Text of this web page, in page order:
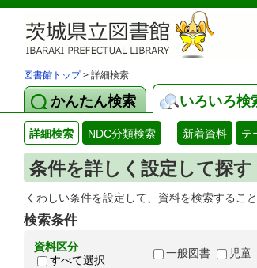
図書館トップ> 詳細検索
かんたん検索 いろいろ検
詳細検索 NDC分類検索 新着資料 テ
条件を詳しく設定して探す
くわしい条件を設定して、資料を検索すること
検索条件
資料区分
すべて選択
一般図書 児童